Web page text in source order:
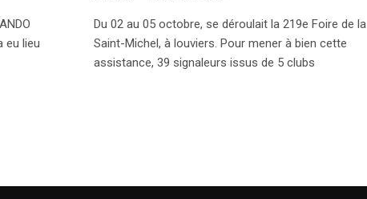
eu lieu
Du 02 au 05 octobre, se déroulait la 219e Foire de la
Saint-Michel, à louviers. Pour mener à bien cette
assistance, 39 signaleurs issus de 5 clubs